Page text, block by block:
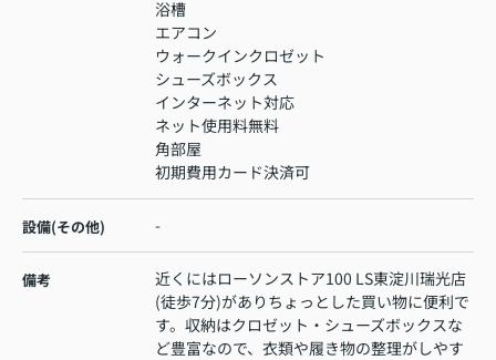
浴槽
エアコン
ウォークインクロゼット
シューズボックス
インターネット対応
ネット使用料無料
角部屋
初期費用カード決済可
設備(その他) -
備考
近くにはローソンストア100 LS東淀川瑞光店
(徒歩7分)がありちょっとした買い物に便利で
す。収納はクロゼット・シューズボックスな
ど豊富なので、衣類や履き物の整理がしやす